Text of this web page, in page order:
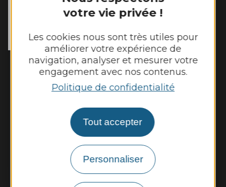
votre vie privée !
Les cookies nous sont très utiles pour
améliorer votre expérience de
navigation, analyser et mesurer votre
engagement avec nos contenus.
Politique de confidentialité
Tout accepter
Personnaliser
MAIRIE DE
GALGAN
56 Rue du Cantou
12220 Galgan
Tél. :05 65 80 41 08
Horaires d'ouverture :
Lundi et mardi de 13h00 à 16h45
Mercredi de 14h00 à 16h45
Nous contacter